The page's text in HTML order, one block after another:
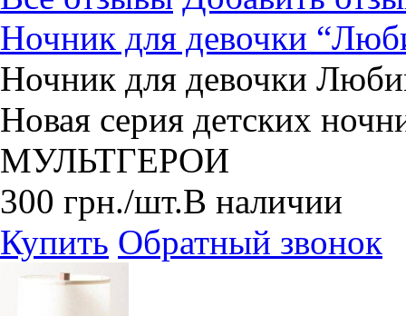
Ночник для девочки
Ночник для девочки
Новая серия детских
МУЛЬТГЕРОИ
300 грн./шт.В наличии
Купить Обратный звонок